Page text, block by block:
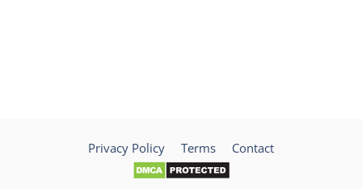
Privacy Policy Terms Contact